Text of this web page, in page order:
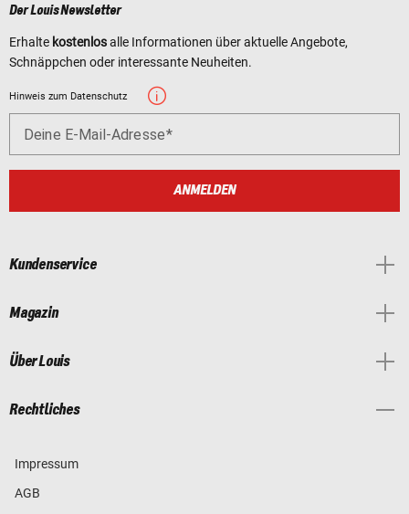
Der Louis Newsletter
Erhalte kostenlosalle Informationen über aktuelle Angebote,
Schnäppchen oder interessante Neuheiten.
Hinweis zum Datenschutz
Deine E-Mail-Adresse
ANMELDEN
Kundenservice
Magazin
Über Louis
Rechtliches
Impressum
AGB